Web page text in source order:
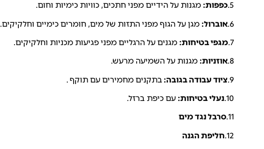
5. כפפות: מגנות על הידיים מפני חתכים, כוויות כימיות וחום.
6. אוברול: מגן על הגוף מפני התזות של מים, חומרים כימיים וחלקיקים.
7. מגפי בטיחות: מגנים על הרגליים מפני פגיעות מכניות וחלקיקים.
8. אוזניות: מגנות על השמיעה מרעש.
9. ציוד עבודה בגובה: בתקנים מחמירים עם תוקף .
10. נעלי בטיחות: עם כיפת ברזל.
11. סרבל נגד מים
12. חליפת הגנה